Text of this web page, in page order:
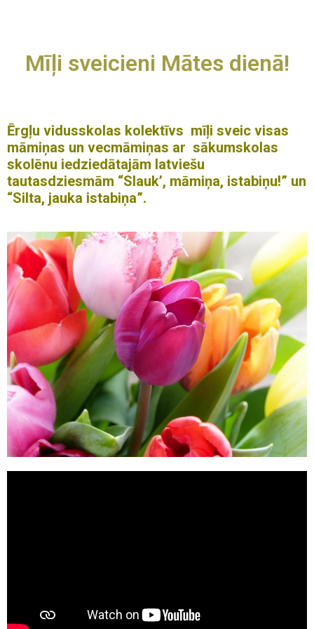
Mīļi sveicieni Mātes dienā!
Ērgļu vidusskolas kolektīvs mīļi sveic visas
māmiņas un vecmāmiņas ar sākumskolas
skolēnu iedziedātajām latviešu
tautasdziesmām “Slauk’, māmiņa, istabiņu!” un
“Silta, jauka istabiņa”.